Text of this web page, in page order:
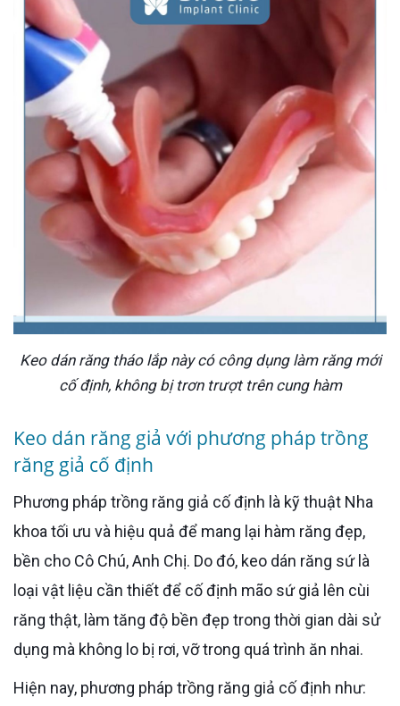
Keo dán răng tháo lắp này có công dụng làm răng mới
cố định, không bị trơn trượt trên cung hàm
Keo dán răng giả với phương pháp trồng
răng giả cố định
Phương pháp trồng răng giả cố định là kỹ thuật Nha
khoa tối ưu và hiệu quả để mang lại hàm răng đẹp,
bền cho Cô Chú, Anh Chị. Do đó, keo dán răng sứ là
loại vật liệu cần thiết để cố định mão sứ giả lên cùi
răng thật, làm tăng độ bền đẹp trong thời gian dài sử
dụng mà không lo bị rơi, vỡ trong quá trình ăn nhai.
Hiện nay, phương pháp trồng răng giả cố định như: